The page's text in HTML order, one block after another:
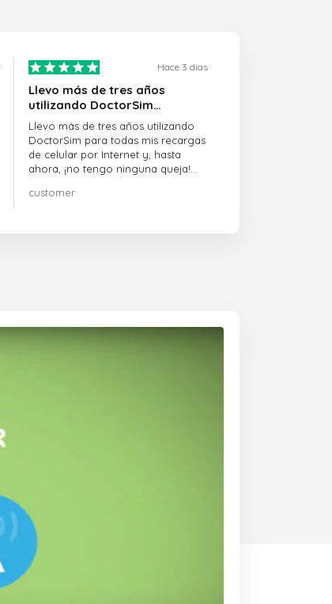
Hace 3 dias
Llevo más de tres años
utilizando DoctorSim…
Llevo más de tres años utilizando
DoctorSim para todas mis recargas
de celular por Internet y, hasta
ahora, ¡no tengo ninguna queja!
customer